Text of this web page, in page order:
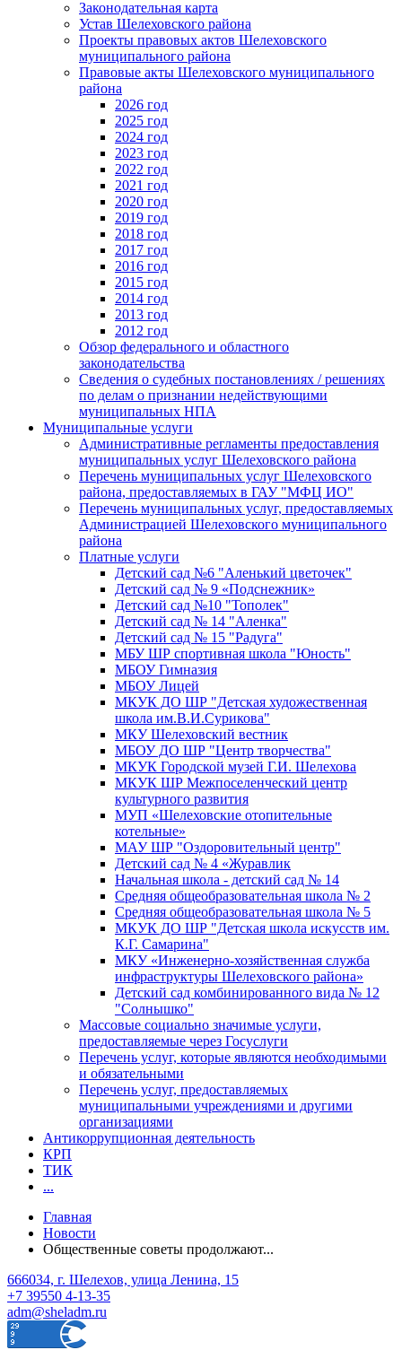
Законодательная карта
Устав Шелеховского района
Проекты правовых актов Шелеховского
муниципального района
Правовые акты Шелеховского муниципального
района
2026 год
2025 год
2024 год
2023 год
2022 год
2021 год
2020 год
2019 год
2018 год
2017 год
2016 год
2015 год
2014 год
2013 год
2012 год
Обзор федерального и областного
законодательства
Сведения о судебных постановлениях / решениях
по делам о признании недействующими
муниципальных НПА
Муниципальные услуги
Административные регламенты предоставления
муниципальных услуг Шелеховского района
Перечень муниципальных услуг Шелеховского
района, предоставляемых в ГАУ "МФЦ ИО"
Перечень муниципальных услуг, предоставляемых
Администрацией Шелеховского муниципального
района
Платные услуги
Детский сад №6 "Аленький цветочек"
Детский сад № 9 «Подснежник»
Детский сад №10 "Тополек"
Детский сад № 14 "Аленка"
Детский сад № 15 "Радуга"
МБУ ШР спортивная школа "Юность"
МБОУ Гимназия
МБОУ Лицей
МКУК ДО ШР "Детская художественная
школа им.В.И.Сурикова"
МКУ Шелеховский вестник
МБОУ ДО ШР "Центр творчества"
МКУК Городской музей Г.И. Шелехова
МКУК ШР Межпоселенческий центр
культурного развития
МУП «Шелеховские отопительные
котельные»
МАУ ШР "Оздоровительный центр"
Детский сад № 4 «Журавлик
Начальная школа - детский сад № 14
Средняя общеобразовательная школа № 2
Средняя общеобразовательная школа № 5
МКУК ДО ШР "Детская школа искусств им.
К.Г. Самарина"
МКУ «Инженерно-хозяйственная служба
инфраструктуры Шелеховского района»
Детский сад комбинированного вида № 12
"Солнышко"
Массовые социально значимые услуги,
предоставляемые через Госуслуги
Перечень услуг, которые являются необходимыми
и обязательными
Перечень услуг, предоставляемых
муниципальными учреждениями и другими
организациями
Антикоррупционная деятельность
КРП
ТИК
...
Главная
Новости
Общественные советы продолжают...
666034, г. Шелехов, улица Ленина, 15
+7 39550 4-13-35
adm@sheladm.ru